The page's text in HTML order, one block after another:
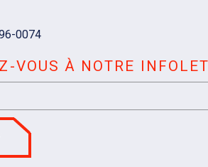
0074
VOUS À NOTRE